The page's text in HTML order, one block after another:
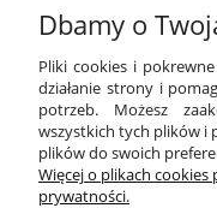
Dbamy o
Pliki cookies i
działanie strony i
potrzeb. Możesz
wszystkich tych plików i
plików do swoich
Więcej o plikach cookies
prywatności.